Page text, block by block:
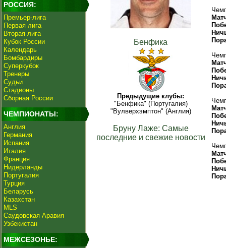
РОССИЯ:
Премьер-лига
Первая лига
Вторая лига
Кубок России
Календарь
Бомбардиры
Суперкубок
Тренеры
Судьи
Стадионы
Сборная России
ЧЕМПИОНАТЫ:
Англия
Германия
Испания
Италия
Франция
Нидерланды
Португалия
Турция
Беларусь
Казахстан
MLS
Саудовская Аравия
Узбекистан
МЕЖСЕЗОНЬЕ:
Бенфика
Предыдущие клубы:
"Бенфика" (Португалия)
"Вулверхэмптон" (Англия)
Бруну Лаже: Самые
последние и свежие новости